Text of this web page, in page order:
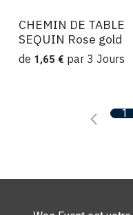
Location
CHEMIN DE TABLE
SEQUIN Rose gold
de 1,65 € par 3 Jours
1